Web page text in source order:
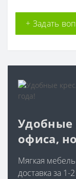
+ Задать
Удобные
офиса,
Мягкая
доставка за 1-